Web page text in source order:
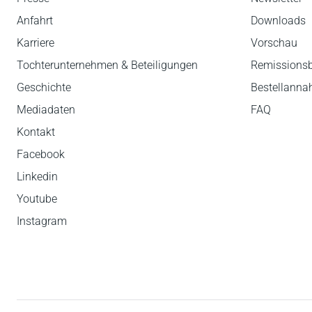
Anfahrt
Karriere
Tochterunternehmen & Beteiligungen
Geschichte
Mediadaten
Kontakt
Facebook
Linkedin
Youtube
Instagram
Downloads
Vorschau
FAQ